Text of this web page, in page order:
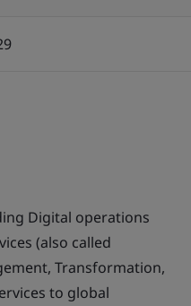
Digital operations
(also called
Transformation,
to global